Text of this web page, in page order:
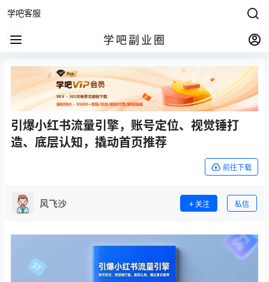
学吧客服
学吧副业圈
引爆小红书流量引擎，账号定位、视觉锤打
造、底层认知，撬动首页推荐
前往下载
风飞沙 关注 私信